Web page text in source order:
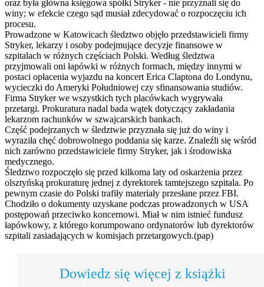
oraz była główna księgowa spółki Stryker - nie przyznali się do
winy; w efekcie czego sąd musiał zdecydować o rozpoczęciu ich
procesu.
Prowadzone w Katowicach śledztwo objęło przedstawicieli firmy
Stryker, lekarzy i osoby podejmujące decyzje finansowe w
szpitalach w różnych częściach Polski. Według śledztwa
przyjmowali oni łapówki w różnych formach, między innymi w
postaci opłacenia wyjazdu na koncert Erica Claptona do Londynu,
wycieczki do Ameryki Południowej czy sfinansowania studiów.
Firma Stryker we wszystkich tych placówkach wygrywała
przetargi. Prokuratura nadal bada wątek dotyczący zakładania
lekarzom rachunków w szwajcarskich bankach.
Część podejrzanych w śledztwie przyznała się już do winy i
wyraziła chęć dobrowolnego poddania się karze. Znaleźli się wśród
nich zarówno przedstawiciele firmy Stryker, jak i środowiska
medycznego.
Śledztwo rozpoczęło się przed kilkoma laty od oskarżenia przez
olsztyńską prokuraturę jednej z dyrektorek tamtejszego szpitala. Po
pewnym czasie do Polski trafiły materiały przesłane przez FBI.
Chodziło o dokumenty uzyskane podczas prowadzonych w USA
postępowań przeciwko koncernowi. Miał w nim istnieć fundusz
łapówkowy, z którego korumpowano ordynatorów lub dyrektorów
szpitali zasiadających w komisjach przetargowych.(pap)
Dowiedz się więcej z książki